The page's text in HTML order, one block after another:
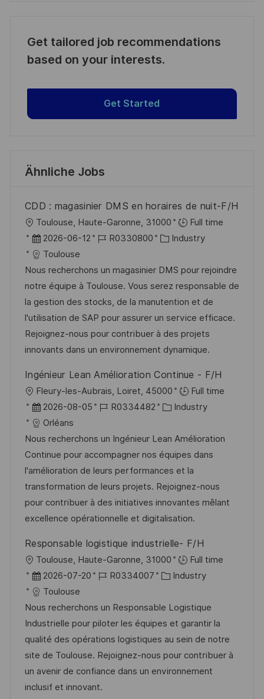
Get tailored job recommendations
based on your interests.
Get Started
Ähnliche Jobs
CDD : magasinier DMS en horaires de nuit-F/H
O
r
t
Toulouse, Haute-Garonne, 31000
Full time
D
a
t
u
m
d
e
r
e
r
ö
f
f
e
n
t
l
i
c
h
u
n
g
2026-06-12
J
b
-
I
D
R0330800
K
t
e
g
o
r
i
Industry
Toulouse
Nous recherchons un magasinier DMS pour rejoindre
notre équipe à Toulouse. Vous serez responsable de
la gestion des stocks, de la manutention et de
l'utilisation de SAP pour assurer un service efficace.
Rejoignez-nous pour contribuer à des projets
innovants dans un environnement dynamique.
Ingénieur Lean Amélioration Continue - F/H
O
r
t
Fleury-les-Aubrais, Loiret, 45000
Full time
D
a
t
u
m
d
e
r
e
r
ö
f
f
e
n
t
l
i
2026-08-05
J
b
-
I
D
R0334482
K
t
e
g
o
r
i
Industry
Orléans
Nous recherchons un Ingénieur Lean Amélioration
Continue pour accompagner nos équipes dans
l'amélioration de leurs performances et la
transformation de leurs projets. Rejoignez-nous
pour contribuer à des initiatives innovantes mêlant
excellence opérationnelle et digitalisation.
Responsable logistique industrielle- F/H
O
r
t
Toulouse, Haute-Garonne, 31000
Full time
D
a
t
u
m
d
e
r
2026-07-20
J
b
-
I
D
R0334007
K
t
e
g
o
r
Industry
Toulouse
Nous recherchons un Responsable Logistique
Industrielle pour piloter les équipes et garantir la
qualité des opérations logistiques au sein de notre
site de Toulouse. Rejoignez-nous pour contribuer à
un avenir de confiance dans un environnement
inclusif et innovant.